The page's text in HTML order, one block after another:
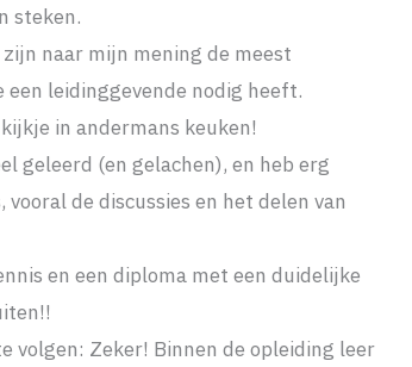
steken.
naar mijn mening de meest
leidinggevende nodig heeft.
in andermans keuken!
geleerd (en gelachen), en heb erg
de discussies en het delen van
en een diploma met een duidelijke
volgen: Zeker! Binnen de opleiding leer